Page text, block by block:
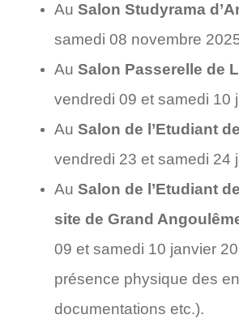
AuSalon Studyrama
samedi 08 novembre
AuSalon Passerelle de
vendredi 09 et samedi 10
AuSalon de l’Etudiant
vendredi 23 et samedi 24
AuSalon de l’Etudiant
site de Grand
09 et samedi 10 janvier
présence physique des
documentations etc.).